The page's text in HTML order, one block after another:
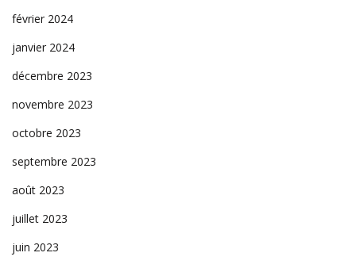
février 2024
janvier 2024
décembre 2023
novembre 2023
octobre 2023
septembre 2023
août 2023
juillet 2023
juin 2023